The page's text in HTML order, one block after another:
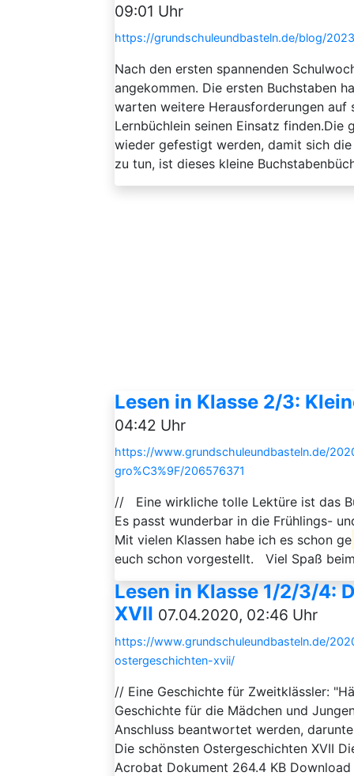
09:01 Uhr
https://grundschuleundbasteln.de/blog/
Nach den ersten spannenden
angekommen. Die ersten Buchstaben
warten weitere Herausforderungen auf
Lernbüchlein seinen Einsatz finden.Die
wieder gefestigt werden, damit sich
zu tun, ist dieses kleine
Lesen in Klasse 2/3:
04:42 Uhr
https://www.grundschuleundbasteln.de/
gro%C3%9F/206576371
// Eine wirkliche tolle Lektüre ist das
Es passt wunderbar in die Frühlings-
Mit vielen Klassen habe ich es schon ge
euch schon vorgestellt. Viel Spaß
Lesen in Klasse 1/2/3/4:
XVII 07.04.2020, 02:46 Uhr
https://www.grundschuleundbasteln.de/
ostergeschichten-xvii/
// Eine Geschichte für Zweitklässler:
Geschichte für die Mädchen und
Anschluss beantwortet werden,
Die schönsten Ostergeschichten XVII
Acrobat Dokument 264.4 KB Download